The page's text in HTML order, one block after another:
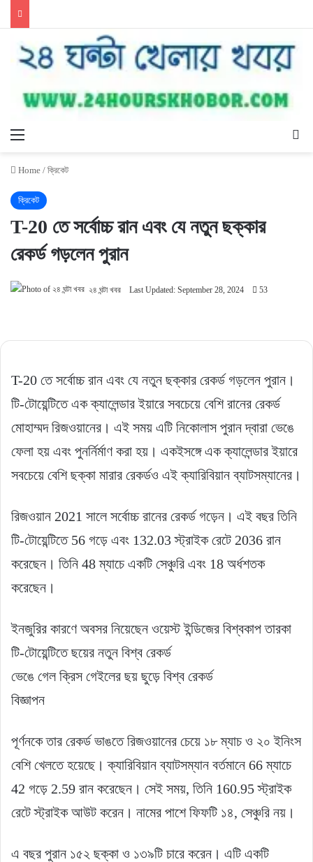
Menu
Home / ক্রিকেট
ক্রিকেট
T-20 তে সর্বোচ্চ রান এবং যে নতুন ছক্কার
রেকর্ড গড়লেন পুরান
২৪ ঘন্টা খবর Last Updated: September 28, 2024 53
T-20 তে সর্বোচ্চ রান এবং যে নতুন ছক্কার রেকর্ড গড়লেন পুরান।
টি-টোয়েন্টিতে এক ক্যালেন্ডার ইয়ারে সবচেয়ে বেশি রানের রেকর্ড
মোহাম্মদ রিজওয়ানের। এই সময় এটি নিকোলাস পুরান দ্বারা ভেঙে
ফেলা হয় এবং পুনর্নির্মাণ করা হয়। একইসঙ্গে এক ক্যালেন্ডার ইয়ারে
সবচেয়ে বেশি ছক্কা মারার রেকর্ডও এই ক্যারিবিয়ান ব্যাটসম্যানের।
রিজওয়ান 2021 সালে সর্বোচ্চ রানের রেকর্ড গড়েন। এই বছর তিনি
টি-টোয়েন্টিতে 56 গড়ে এবং 132.03 স্ট্রাইক রেটে 2036 রান
করেছেন। তিনি 48 ম্যাচে একটি সেঞ্চুরি এবং 18 অর্ধশতক
করেছেন।
ইনজুরির কারণে অবসর নিয়েছেন ওয়েস্ট ইন্ডিজের বিশ্বকাপ তারকা
টি-টোয়েন্টিতে ছয়ের নতুন বিশ্ব রেকর্ড
ভেঙে গেল ক্রিস গেইলের ছয় ছুড়ে বিশ্ব রেকর্ড
বিজ্ঞাপন
পূর্ণনকে তার রেকর্ড ভাঙতে রিজওয়ানের চেয়ে ১৮ ম্যাচ ও ২০ ইনিংস
বেশি খেলতে হয়েছে। ক্যারিবিয়ান ব্যাটসম্যান বর্তমানে 66 ম্যাচে
42 গড়ে 2.59 রান করেছেন। সেই সময়, তিনি 160.95 স্ট্রাইক
রেটে স্ট্রাইক আউট করেন। নামের পাশে ফিফটি ১৪, সেঞ্চুরি নয়।
এ বছর পুরান ১৫২ ছক্কা ও ১৩৯টি চারে করেন। এটি একটি